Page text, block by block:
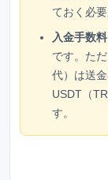
ておく必要
入金手数
です。た
代）は送
USDT（
す。